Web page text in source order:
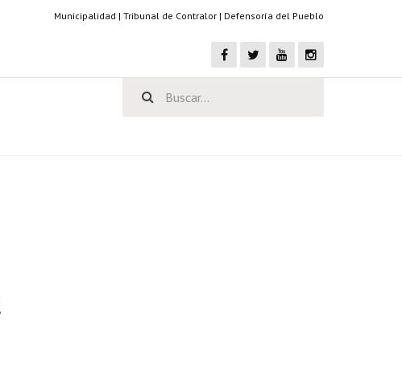
Municipalidad | Tribunal de Contralor | Defensoría del Pueblo